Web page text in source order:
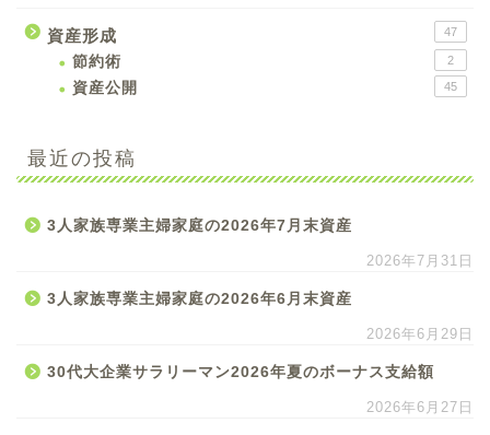
資産形成 47
節約術 2
資産公開 45
最近の投稿
3人家族専業主婦家庭の2026年7月末資産
2026年7月31日
3人家族専業主婦家庭の2026年6月末資産
2026年6月29日
30代大企業サラリーマン2026年夏のボーナス支給額
2026年6月27日